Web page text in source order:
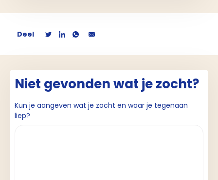
Deel
Niet gevonden wat je zocht?
Kun je aangeven wat je zocht en waar je tegenaan
liep?